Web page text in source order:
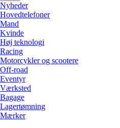
Nyheder
Hovedtelefoner
Mand
Kvinde
Høj teknologi
Racing
Motorcykler og scootere
Off-road
Eventyr
Værksted
Bagage
Lagertømning
Mærker